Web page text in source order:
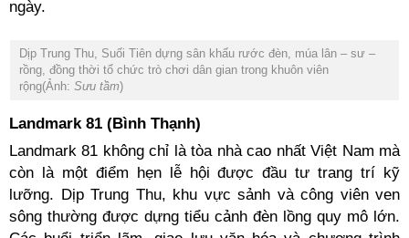
ngày.
Dịp Trung Thu, Suối Tiên dựng sân khấu rước đèn, múa lân – sư –
rồng, đồng thời tổ chức trò chơi dân gian trong khuôn viên
rộng(Ảnh: Sưu tầm)
Landmark 81 (Bình Thạnh)
Landmark 81 không chỉ là tòa nhà cao nhất Việt Nam mà
còn là một điểm hẹn lễ hội được đầu tư trang trí kỹ
lưỡng. Dịp Trung Thu, khu vực sảnh và công viên ven
sông thường được dựng tiểu cảnh đèn lồng quy mô lớn.